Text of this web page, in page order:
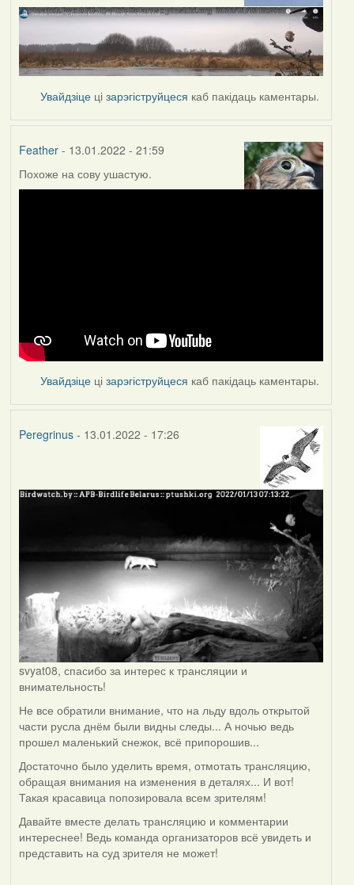
Увайдзіце цізарэгіструйцеся каб пакідаць каментары.
Feather- 13.01.2022 - 21:59
Похоже на сову ушастую.
Увайдзіце цізарэгіструйцеся каб пакідаць каментары.
Peregrinus- 13.01.2022 - 17:26
svyat08, спасибо за интерес к трансляции и
внимательность!
Не все обратили внимание, что на льду вдоль открытой
части русла днём были видны следы... А ночью ведь
прошел маленький снежок, всё припорошив...
Достаточно было уделить время, отмотать трансляцию,
обращая внимания на изменения в деталях... И вот!
Такая красавица попозировала всем зрителям!
Давайте вместе делать трансляцию и комментарии
интереснее! Ведь команда организаторов всё увидеть и
представить на суд зрителя не может!